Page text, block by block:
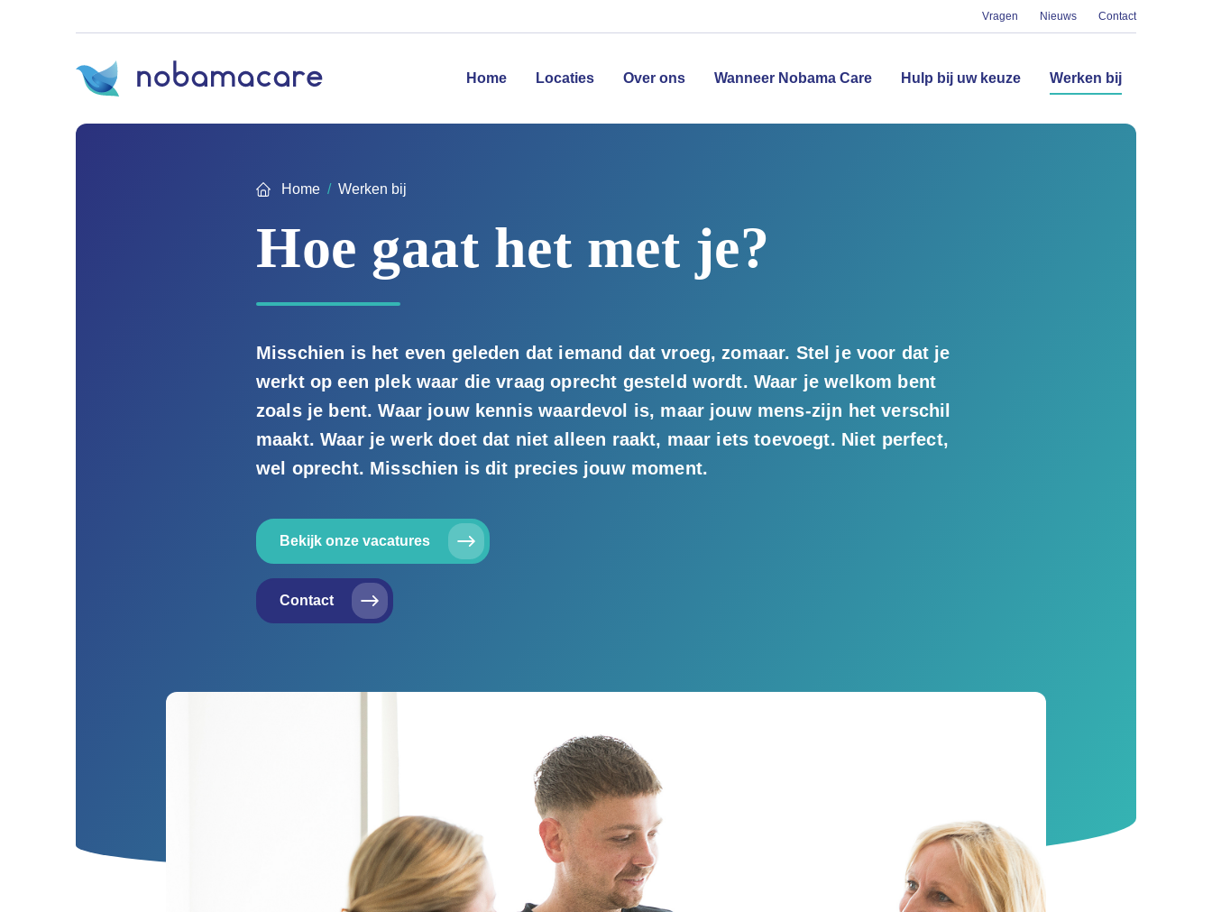
Vragen Nieuws Contact
Home Locaties Over ons Wanneer Nobama Care Hulp bij uw keuze Werken bij(huidig)
Home Werken bij
Hoe gaat het met je?
Misschien is het even geleden dat iemand dat vroeg, zomaar. Stel je voor dat je
werkt op een plek waar die vraag oprecht gesteld wordt. Waar je welkom bent
zoals je bent. Waar jouw kennis waardevol is, maar jouw mens-zijn het verschil
maakt. Waar je werk doet dat niet alleen raakt, maar iets toevoegt. Niet perfect,
wel oprecht. Misschien is dit precies jouw moment.
Bekijk onze vacatures
Contact